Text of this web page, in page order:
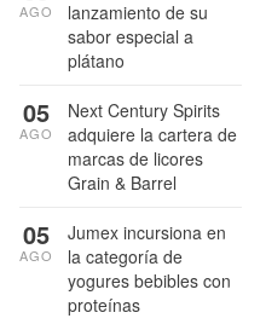
lanzamiento de su
sabor especial a
plátano
AGO
Next Century Spirits
adquiere la cartera de
marcas de licores
Grain & Barrel
05
AGO
Jumex incursiona en
la categoría de
yogures bebibles con
proteínas
05
AGO